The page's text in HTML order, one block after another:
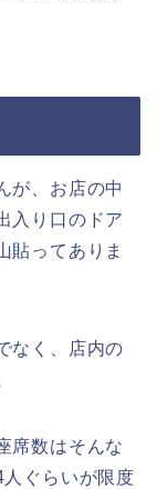
が、お店の中
入り口のドア
貼ってありま
なく、店内の
席数はそんな
ぐらいが限度